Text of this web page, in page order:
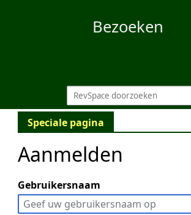
Bezoeken
Speciale pagina
Aanmelden
Gebruikersnaam